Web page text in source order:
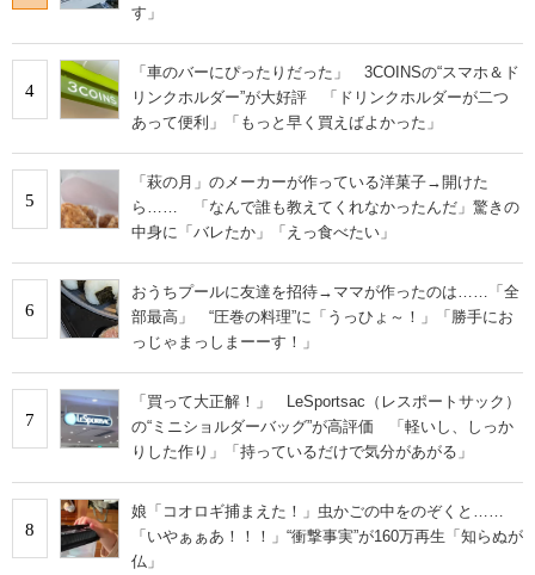
す」
4
「車のバーにぴったりだった」 3COINSの“スマホ＆ド
リンクホルダー”が大好評 「ドリンクホルダーが二つ
あって便利」「もっと早く買えばよかった」
5
「萩の月」のメーカーが作っている洋菓子→開けた
ら…… 「なんで誰も教えてくれなかったんだ」驚きの
中身に「バレたか」「えっ食べたい」
6
おうちプールに友達を招待→ママが作ったのは……「全
部最高」 “圧巻の料理”に「うっひょ～！」「勝手にお
っじゃまっしまーーす！」
7
「買って大正解！」 LeSportsac（レスポートサック）
の“ミニショルダーバッグ”が高評価 「軽いし、しっか
りした作り」「持っているだけで気分があがる」
8
娘「コオロギ捕まえた！」虫かごの中をのぞくと……
「いやぁぁあ！！！」“衝撃事実”が160万再生「知らぬが
仏」